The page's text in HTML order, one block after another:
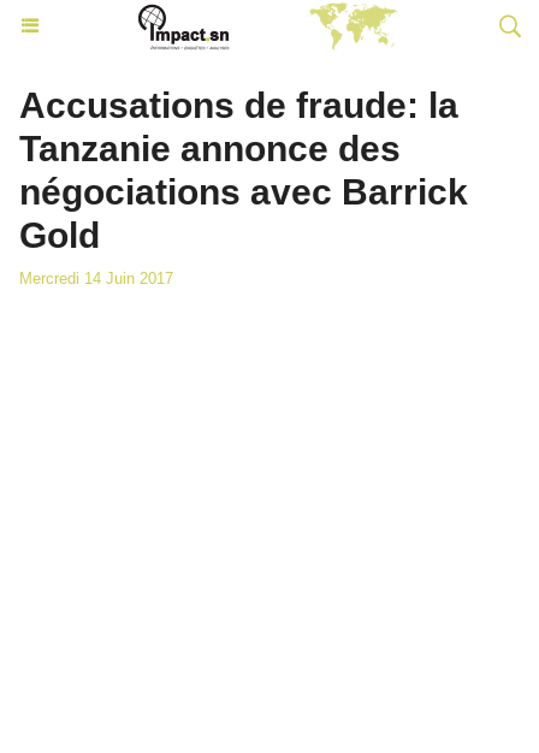
Accusations de fraude: la
Tanzanie annonce des
négociations avec Barrick
Gold
Mercredi 14 Juin 2017